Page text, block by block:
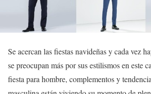
Se acercan las fiestas navideñas y cada vez
se preocupan más por sus estilismos en este
fiesta para hombre, complementos y